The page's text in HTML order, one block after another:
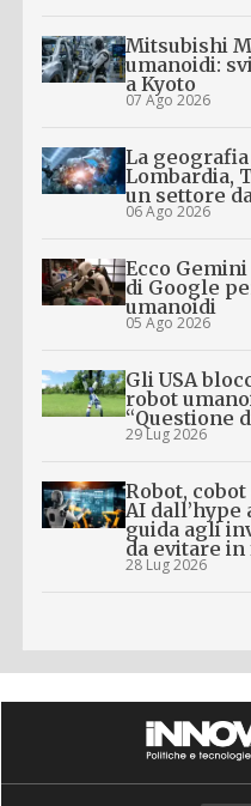
Mitsubishi
umanoidi:
a Kyoto
07 Ago 2026
La
Lombardia,
un settore
06 Ago 2026
Ecco
di Google
umanoidi
05 Ago 2026
Gli USA
robot
“Questione
29 Lug 2026
Robot,
AI
guida agli
da evitare in
28 Lug 2026